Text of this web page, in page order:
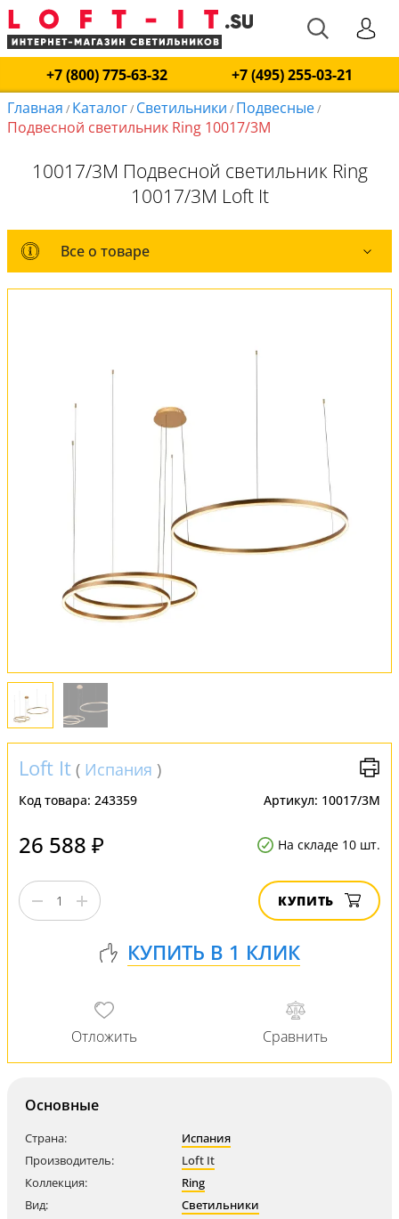
+7 (800) 775-63-32
+7 (495) 255-03-21
Главная / Каталог/ Светильники / Подвесные/
Подвесной светильник Ring 10017/3M
10017/3M Подвесной светильник Ring
10017/3M Loft It
Все о товаре
Все о товаре
Вся коллекция
Оплата и доставка
Обмен и возврат
Отзывы
Loft It ( Испания )
Код товара: 243359 Артикул: 10017/3M
26 588 ₽ На складе 10 шт.
КУПИТЬ
Основные
Страна:
Испания
Производитель:
Loft It
Коллекция:
Ring
Вид:
Светильники